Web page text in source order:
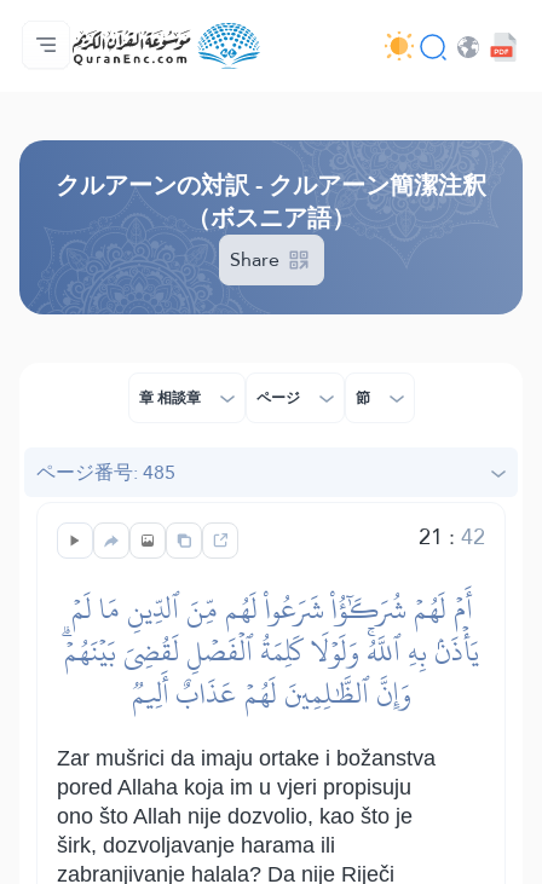
ホーム
対訳の目次
Audio
開発者向け提供サービス - API
事業内容
お問い合わせ
言語
クルアーンの対訳 - クルアーン簡潔注釈
（ボスニア語）
Share
章 相談章 ページ 節
ページ番号: 485
21 :42
أَمۡ لَهُمۡ شُرَكَٰٓؤُاْ شَرَعُواْ لَهُم مِّنَ ٱلدِّينِ مَا لَمۡ
يَأۡذَنۢ بِهِ ٱللَّهُۚ وَلَوۡلَا كَلِمَةُ ٱلۡفَصۡلِ لَقُضِيَ بَيۡنَهُمۡۗ
وَإِنَّ ٱلظَّٰلِمِينَ لَهُمۡ عَذَابٌ أَلِيمٞ
Zar mušrici da imaju ortake i božanstva
pored Allaha koja im u vjeri propisuju
ono što Allah nije dozvolio, kao što je
širk, dozvoljavanje harama ili
zabranjivanje halala? Da nije Riječi